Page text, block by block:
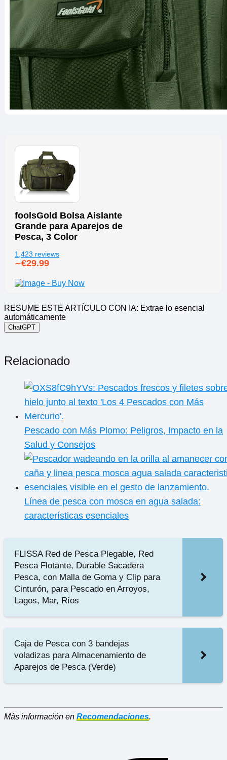
foolsGold Bolsa Aislante
Grande para Aparejos de
Pesca, 3 Color
1,423 reviews
∼€29.99
RESUME ESTE ARTÍCULO CON IA: Extrae lo esencial
automáticamente
ChatGPT
Relacionado
Pescado con Más Plomo: Peligros, Impacto en la
Salud y Consejos
Línea de pesca con mosca en agua salada:
características esenciales
FLISSA Red de Pesca Plegable, Red
Pesca Flotante, Durable Sacadera
Pesca, con Malla de Goma y Clip para
Cinturón, para Pescado en Arroyos,
Lagos, Mar, Ríos
Caja de Pesca con 3 bandejas
voladizas para Almacenamiento de
Aparejos de Pesca (Verde)
Más información en Recomendaciones.